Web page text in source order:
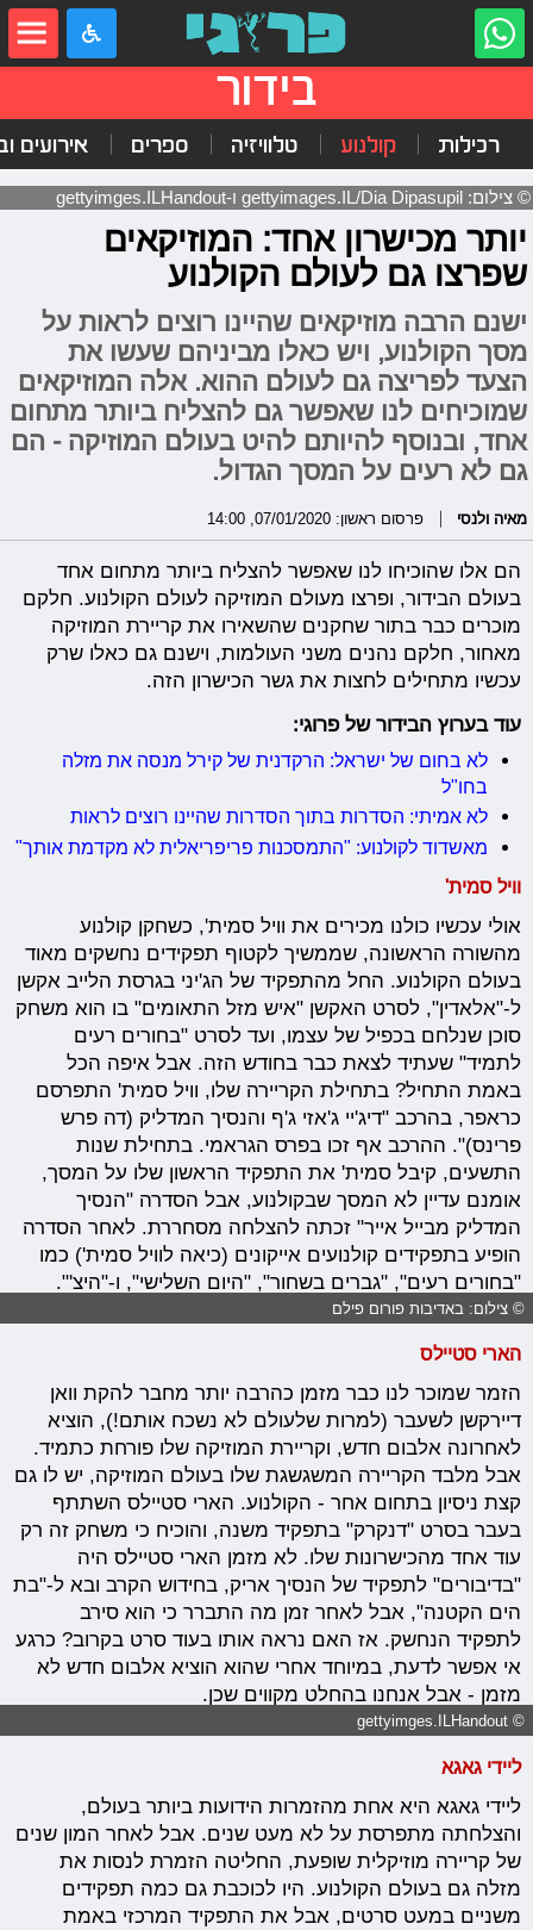
בידור
רכילות קולנוע טלוויזיה ספרים אירועים
© צילום: gettyimages.IL/Dia Dipasupil ו-gettyimges.ILHandout
יותר מכישרון אחד: המוזיקאים
שפרצו גם לעולם הקולנוע
ישנם הרבה מוזיקאים שהיינו רוצים לראות על
מסך הקולנוע, ויש כאלו מביניהם שעשו את
הצעד לפריצה גם לעולם ההוא. אלה המוזיקאים
שמוכיחים לנו שאפשר גם להצליח ביותר מתחום
אחד, ובנוסף להיותם להיט בעולם המוזיקה - הם
גם לא רעים על המסך הגדול.
מאיה ולנסי פרסום ראשון: 07/01/2020, 14:00
הם אלו שהוכיחו לנו שאפשר להצליח ביותר מתחום אחד
בעולם הבידור, ופרצו מעולם המוזיקה לעולם הקולנוע. חלקם
מוכרים כבר בתור שחקנים שהשאירו את קריירת המוזיקה
מאחור, חלקם נהנים משני העולמות, וישנם גם כאלו שרק
עכשיו מתחילים לחצות את גשר הכישרון הזה.
עוד בערוץ הבידור של פרוגי:
לא בחום של ישראל: הרקדנית של קירל מנסה את מזלה
בחו"ל
לא אמיתי: הסדרות בתוך הסדרות שהיינו רוצים לראות
מאשדוד לקולנוע: "התמסכנות פריפריאלית לא מקדמת אותך"
וויל סמית'
אולי עכשיו כולנו מכירים את וויל סמית', כשחקן קולנוע
מהשורה הראשונה, שממשיך לקטוף תפקידים נחשקים מאוד
בעולם הקולנוע. החל מהתפקיד של הג'יני בגרסת הלייב אקשן
ל-"אלאדין", לסרט האקשן "איש מזל התאומים" בו הוא משחק
סוכן שנלחם בכפיל של עצמו, ועד לסרט "בחורים רעים
לתמיד" שעתיד לצאת כבר בחודש הזה. אבל איפה הכל
באמת התחיל? בתחילת הקריירה שלו, וויל סמית' התפרסם
כראפר, בהרכב "דיג'יי ג'אזי ג'ף והנסיך המדליק (דה פרש
פרינס)". ההרכב אף זכו בפרס הגראמי. בתחילת שנות
התשעים, קיבל סמית' את התפקיד הראשון שלו על המסך,
אומנם עדיין לא המסך שבקולנוע, אבל הסדרה "הנסיך
המדליק מבייל אייר" זכתה להצלחה מסחררת. לאחר הסדרה
הופיע בתפקידים קולנועים אייקונים (כיאה לוויל סמית') כמו
"בחורים רעים", "גברים בשחור", "היום השלישי", ו-"היצ'".
© צילום: באדיבות פורום פילם
הארי סטיילס
הזמר שמוכר לנו כבר מזמן כהרבה יותר מחבר להקת וואן
דיירקשן לשעבר (למרות שלעולם לא נשכח אותם!), הוציא
לאחרונה אלבום חדש, וקריירת המוזיקה שלו פורחת כתמיד.
אבל מלבד הקריירה המשגשגת שלו בעולם המוזיקה, יש לו גם
קצת ניסיון בתחום אחר - הקולנוע. הארי סטיילס השתתף
בעבר בסרט "דנקרק" בתפקיד משנה, והוכיח כי משחק זה רק
עוד אחד מהכישרונות שלו. לא מזמן הארי סטיילס היה
"בדיבורים" לתפקיד של הנסיך אריק, בחידוש הקרב ובא ל-"בת
הים הקטנה", אבל לאחר זמן מה התברר כי הוא סירב
לתפקיד הנחשק. אז האם נראה אותו בעוד סרט בקרוב? כרגע
אי אפשר לדעת, במיוחד אחרי שהוא הוציא אלבום חדש לא
מזמן - אבל אנחנו בהחלט מקווים שכן.
© gettyimges.ILHandout
ליידי גאגא
ליידי גאגא היא אחת מהזמרות הידועות ביותר בעולם,
והצלחתה מתפרסת על לא מעט שנים. אבל לאחר המון שנים
של קריירה מוזיקלית שופעת, החליטה הזמרת לנסות את
מזלה גם בעולם הקולנוע. היו לכוכבת גם כמה תפקידים
משניים במעט סרטים, אבל את התפקיד המרכזי באמת